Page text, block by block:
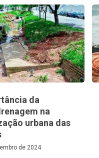
da
na
urbana das
de 2024